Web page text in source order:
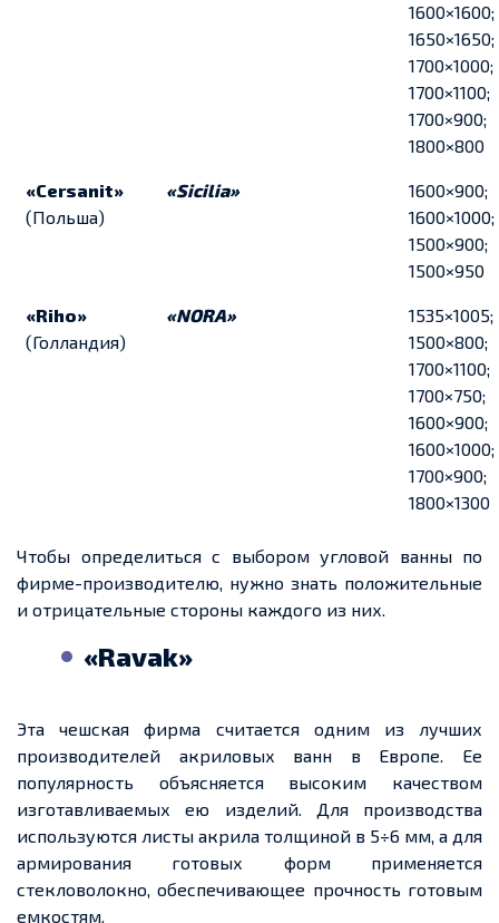
1600×1600;
1650×1650;
1700×1000;
1700×1100;
1700×900;
1800×800
«Сersanit»
(Польша)
«Sicilia»
1600×900;
1600×1000;
1500×900;
1500×950
«Riho»
(Голландия)
«NORA»
1535×1005;
1500×800;
1700×1100;
1700×750;
1600×900;
1600×1000;
1700×900;
1800×1300
Чтобы определиться с выбором угловой ванны по
фирме-производителю, нужно знать положительные
и отрицательные стороны каждого из них.
«Ravak»
Эта чешская фирма считается одним из лучших
производителей акриловых ванн в Европе. Ее
популярность объясняется высоким качеством
изготавливаемых ею изделий. Для производства
используются листы акрила толщиной в 5÷6 мм, а для
армирования готовых форм применяется
стекловолокно, обеспечивающее прочность готовым
емкостям.